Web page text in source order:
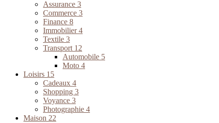
Assurance 3
Commerce 3
Finance 8
Immobilier4
Textile 3
Transport 12
Automobile 5
Moto 4
Loisirs 15
Cadeaux 4
Shopping 3
Voyance 3
Photographie 4
Maison 22